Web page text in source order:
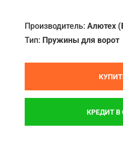
Отзывы
Производитель: Алютех
Тип: Пружины для ворот
КРЕДИТ В